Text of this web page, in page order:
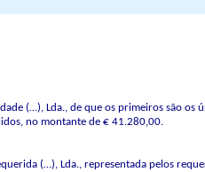
(…), Lda., de que os primeiros são os
no montante de € 41.280,00.
(…), Lda., representada pelos